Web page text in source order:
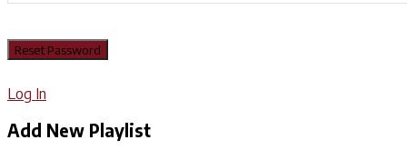
Log In
Add New Playlist